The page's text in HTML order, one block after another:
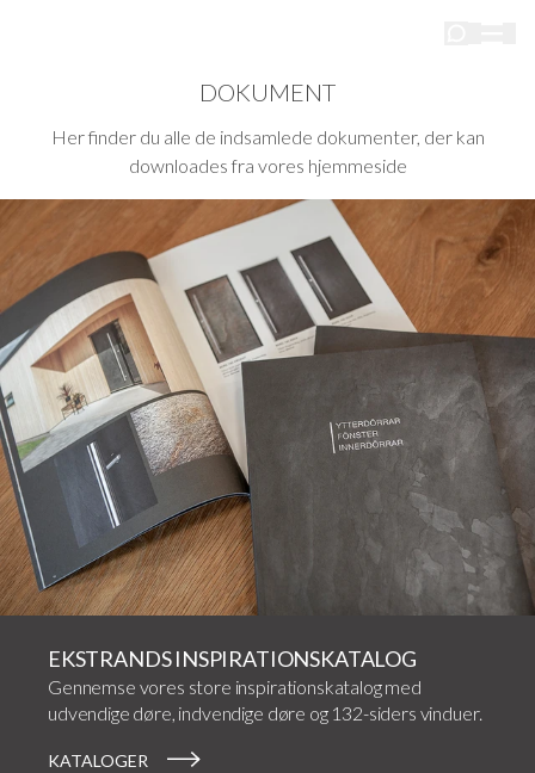
DOKUMENT
Her finder du alle de indsamlede dokumenter, der kan
downloades fra vores hjemmeside
EKSTRANDS INSPIRATIONSKATALOG
Gennemse vores store inspirationskatalog med
udvendige døre, indvendige døre og 132-siders vinduer.
KATALOGER